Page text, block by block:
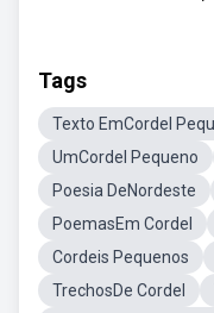
Tags
Texto EmCordel
UmCordel Pequeno
Poesia DeNordeste
PoemasEm Cordel
Cordeis Pequenos
TrechosDe Cordel